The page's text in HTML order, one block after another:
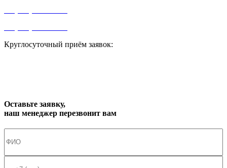
Круглосуточный приём заявок:
Оставьте заявку,
наш менеджер перезвонит вам